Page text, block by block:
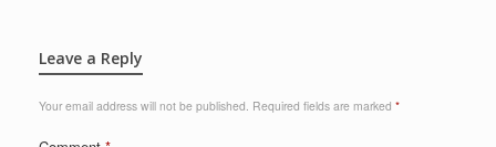
Leave a Reply
Your email address will not be published. Required fields are marked *